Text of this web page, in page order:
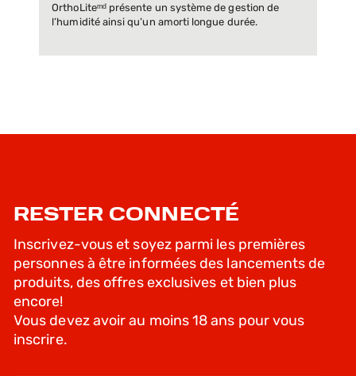
OrthoLiteᵐᵈ présente un système de gestion de
l’humidité ainsi qu’un amorti longue durée.
RESTER CONNECTÉ
Inscrivez-vous et soyez parmi les premières
personnes à être informées des lancements de
produits, des offres exclusives et bien plus
encore!
Vous devez avoir au moins 18 ans pour vous
inscrire.